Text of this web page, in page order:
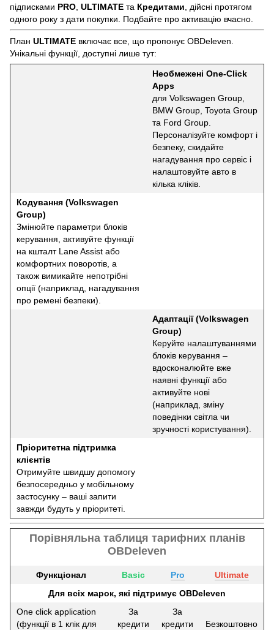
підписками PRO ULTIMATE та Кредитами , дійсні протягом
одного року з дати покупки. Подбайте про активацію вчасно.
План ULTIMATE включає все, що пропонує OBDeleven.
Унікальні функції, доступні лише тут:
Необмежені One-Click
Apps
для Volkswagen Group,
BMW Group, Toyota Group
та Ford Group.
Персоналізуйте комфорт і
безпеку, скидайте
нагадування про сервіс і
налаштовуйте авто в
кілька кліків.
Кодування (Volkswagen
Group)
Змінюйте параметри блоків
керування, активуйте функції
на кшталт Lane Assist або
комфортних поворотів, а
також вимикайте непотрібні
опції (наприклад, нагадування
про ремені безпеки).
Адаптації (Volkswagen
Group)
Керуйте налаштуваннями
блоків керування –
вдосконалюйте вже
наявні функції або
активуйте нові
(наприклад, зміну
поведінки світла чи
зручності користування).
Пріоритетна підтримка
клієнтів
Отримуйте швидшу допомогу
безпосередньо у мобільному
застосунку – ваші запити
завжди будуть у пріоритеті.
Порівняльна таблиця тарифних планів
OBDeleven
Функціонал Basic Pro
Ultimate
Для всіх марок, які підтримує OBDeleven
One click application
(функції в 1 клік для
За
кредити
За
кредити
Безкоштовно